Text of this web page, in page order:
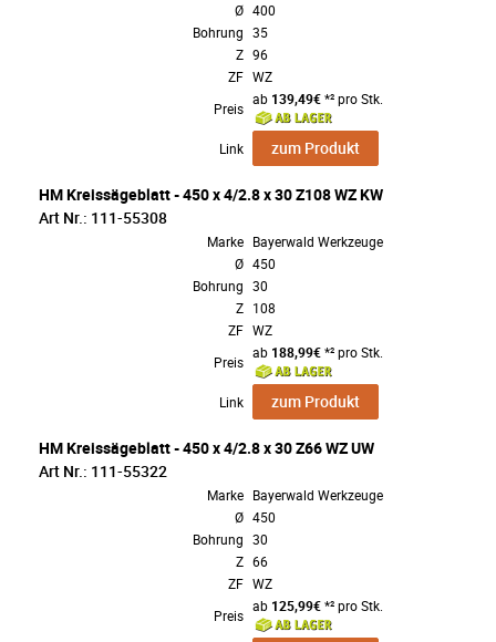
Ø 400
Bohrung 35
Z 96
ZF WZ
Preis
ab 139,49€*² pro Stk.
Link zum Produkt
HM Kreissägeblatt - 450 x 4/2.8 x 30 Z108 WZ KW
Art Nr.: 111-55308
Marke Bayerwald Werkzeuge
Ø 450
Bohrung 30
Z 108
ZF WZ
Preis
ab 188,99€*² pro Stk.
Link zum Produkt
HM Kreissägeblatt - 450 x 4/2.8 x 30 Z66 WZ UW
Art Nr.: 111-55322
Marke Bayerwald Werkzeuge
Ø 450
Bohrung 30
Z 66
ZF WZ
Preis
ab 125,99€*² pro Stk.